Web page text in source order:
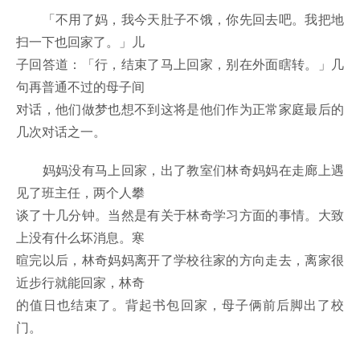
「不用了妈，我今天肚子不饿，你先回去吧。我把地
扫一下也回家了。」儿
子回答道：「行，结束了马上回家，别在外面瞎转。」几
句再普通不过的母子间
对话，他们做梦也想不到这将是他们作为正常家庭最后的
几次对话之一。
妈妈没有马上回家，出了教室们林奇妈妈在走廊上遇
见了班主任，两个人攀
谈了十几分钟。当然是有关于林奇学习方面的事情。大致
上没有什么坏消息。寒
暄完以后，林奇妈妈离开了学校往家的方向走去，离家很
近步行就能回家，林奇
的值日也结束了。背起书包回家，母子俩前后脚出了校
门。